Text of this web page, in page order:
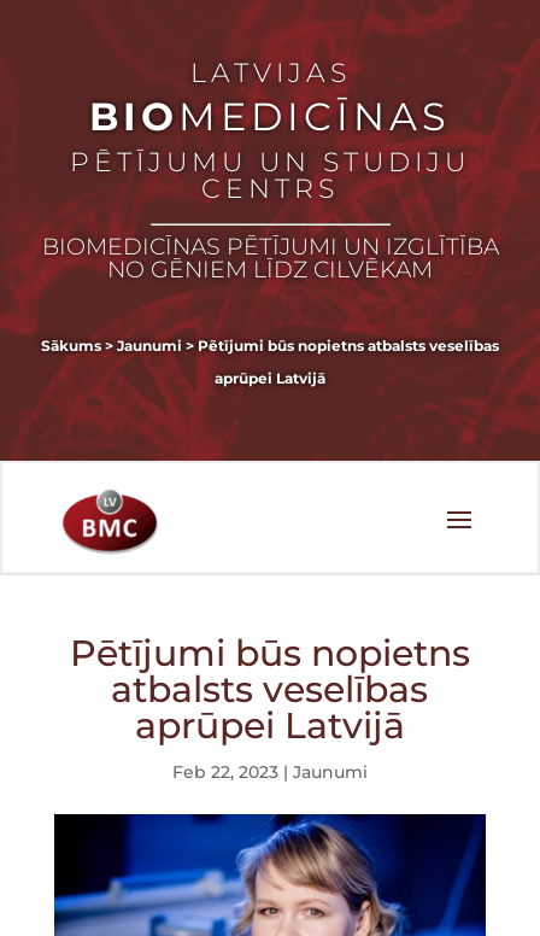
LATVIJAS
BIOMEDICĪNAS
PĒTĪJUMU UN STUDIJU
CENTRS
BIOMEDICĪNAS PĒTĪJUMI UN IZGLĪTĪBA
NO GĒNIEM LĪDZ CILVĒKAM
Sākums > Jaunumi > Pētījumi būs nopietns atbalsts veselības
aprūpei Latvijā
Pētījumi būs nopietns
atbalsts veselības
aprūpei Latvijā
Feb 22, 2023| Jaunumi